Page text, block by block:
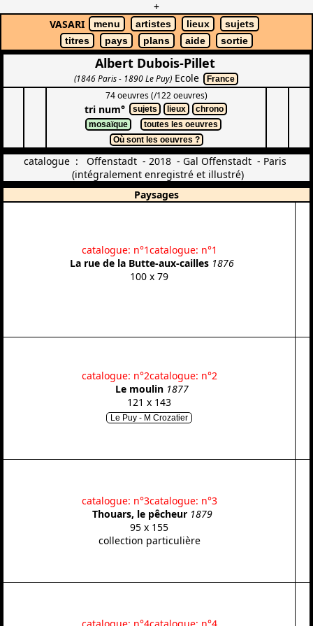
+
VASARI
menu artistes lieux
sujets
titres
pays plans aide sortie
Albert Dubois-Pillet
(1846 Paris - 1890 Le Puy)Ecole France
74 oeuvres (/122 oeuvres)
tri num° sujets lieux
chrono
mosaïque
toutes les oeuvres
Où sont les oeuvres ?
catalogue : Offenstadt - 2018 - Gal Offenstadt - Paris
(intégralement enregistré et illustré)
Paysages
catalogue: n°1catalogue: n°1
La rue de la Butte-aux-cailles 1876
100 x 79
catalogue: n°2catalogue: n°2
Le moulin 1877
121 x 143
Le Puy - M Crozatier
catalogue: n°3catalogue: n°3
Thouars, le pêcheur 1879
95 x 155
collection particulière